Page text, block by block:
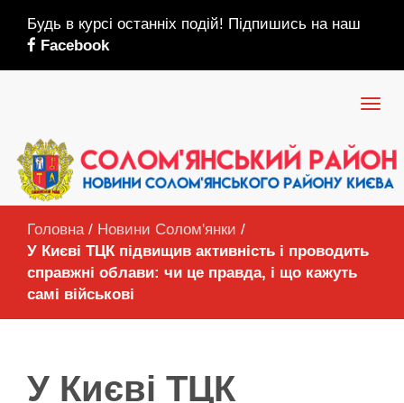
Будь в курсі останніх подій! Підпишись на наш
Facebook
Головна / Новини Солом'янки /
У Києві ТЦК підвищив активність і проводить
справжні облави: чи це правда, і що кажуть
самі військові
У Києві ТЦК